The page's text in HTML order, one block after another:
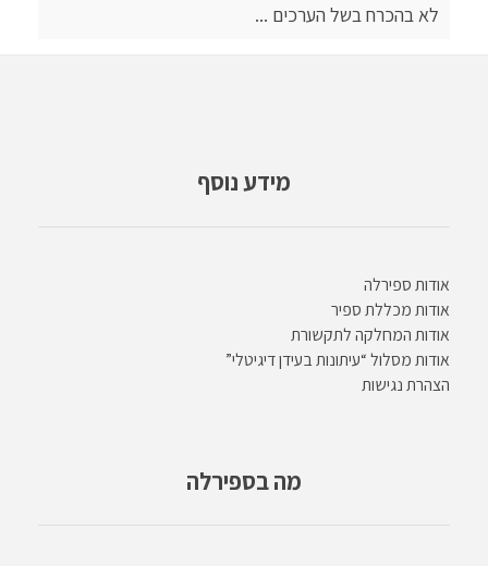
לא בהכרח בשל הערכים ...
מידע נוסף
אודות ספירלה
אודות מכללת ספיר
אודות המחלקה לתקשורת
אודות מסלול “עיתונות בעידן דיגיטלי”
הצהרת נגישות
מה בספירלה